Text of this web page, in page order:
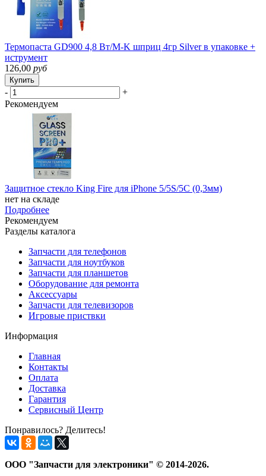
Термопаста GD900 4,8 Вт/M-K шприц 4гр Silver в упаковке +
иструмент
126,00 руб
Купить
-
+
Рекомендуем
Защитное стекло King Fire для iPhone 5/5S/5С (0,3мм)
нет на складе
Подробнее
Рекомендуем
Разделы каталога
Запчасти для телефонов
Запчасти для ноутбуков
Запчасти для планшетов
Оборудование для ремонта
Аксессуары
Запчасти для телевизоров
Игровые приствки
Информация
Главная
Контакты
Оплата
Доставка
Гарантия
Сервисный Центр
Понравилось? Делитесь!
ООО "Запчасти для электроники" © 2014-2026.